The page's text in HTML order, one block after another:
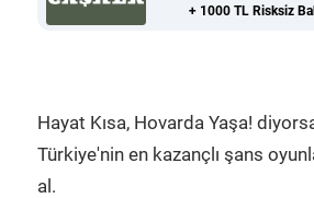
+ 1000 TL Risksiz
Hayat Kısa, Hovarda Yaşa!
Türkiye'nin en kazançlı şans
al.